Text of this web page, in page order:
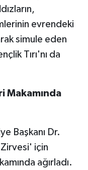
evrendeki
simule eden
Tırı'nı da
Makamında
Başkanı Dr.
Zirvesi' için
ağırladı.